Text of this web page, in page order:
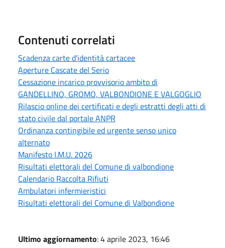
Contenuti correlati
Scadenza carte d'identità cartacee
Aperture Cascate del Serio
Cessazione incarico provvisorio ambito di
GANDELLINO, GROMO, VALBONDIONE E VALGOGLIO
Rilascio online dei certificati e degli estratti degli atti di
stato civile dal portale ANPR
Ordinanza contingibile ed urgente senso unico
alternato
Manifesto I.M.U. 2026
Risultati elettorali del Comune di valbondione
Calendario Raccolta Rifiuti
Ambulatori infermieristici
Risultati elettorali del Comune di Valbondione
Ultimo aggiornamento: 4 aprile 2023, 16:46